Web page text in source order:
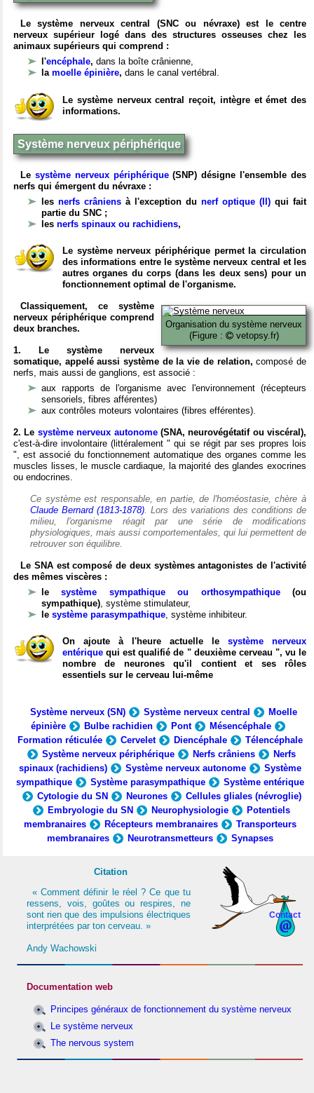
Le système nerveux central (SNC ou névraxe) est le centre
nerveux supérieur logé dans des structures osseuses chez les
animaux supérieurs qui comprend :
l'encéphale, dans la boîte crânienne,
la moelle épinière, dans le canal vertébral.
Le système nerveux central reçoit, intègre et émet des
informations.
Système nerveux périphérique
Le système nerveux périphérique(SNP) désigne l'ensemble des
nerfs qui émergent du névraxe :
les nerfs crâniens à l'exception du nerf optique (II) qui fait
partie du SNC ;
les nerfs spinaux ou rachidiens,
Le système nerveux périphérique permet la circulation
des informations entre le système nerveux central et les
autres organes du corps (dans les deux sens) pour un
fonctionnement optimal de l'organisme.
Organisation du système nerveux
(Figure :
vetopsy.fr)
Classiquement, ce système
nerveux périphérique comprend
deux branches.
1. Le système nerveux
somatique, appelé aussi système de la vie de relation, composé de
nerfs, mais aussi de ganglions, est associé :
aux rapports de l'organisme avec l'environnement (récepteurs
sensoriels, fibres afférentes)
aux contrôles moteurs volontaires (fibres efférentes).
2. Le système nerveux autonome(SNA, neurovégétatif ou viscéral),
c'est-à-dire involontaire (littéralement " qui se régit par ses propres lois
", est associé du fonctionnement automatique des organes comme les
muscles lisses, le muscle cardiaque, la majorité des glandes exocrines
ou endocrines.
Ce système est responsable, en partie, de l'homéostasie, chère à
Claude Bernard (1813-1878). Lors des variations des conditions de
milieu, l'organisme réagit par une série de modifications
physiologiques, mais aussi comportementales, qui lui permettent de
retrouver son équilibre.
Le SNA est composé de deux systèmes antagonistes de l'activité
des mêmes viscères :
lesystème sympathique ou orthosympathique(ou
sympathique), système stimulateur,
le système parasympathique, système inhibiteur.
On ajoute à l'heure actuelle le système nerveux
entérique qui est qualifié de " deuxième cerveau ", vu le
nombre de neurones qu'il contient et ses rôles
essentiels sur le cerveau lui-même
Système nerveux (SN) Système nerveux central
Moelle
épinière
Bulbe rachidien Pont
Mésencéphale
Formation réticulée
Cervelet Diencéphale
Télencéphale
Système nerveux périphérique
Nerfs crâniens
Nerfs
spinaux (rachidiens)
Système nerveux autonome
Système
sympathique
Système parasympathique
Système entérique
Cytologie du SN
Neurones
Cellules gliales (névroglie)
Embryologie du SN
Neurophysiologie
Potentiels
membranaires
Récepteurs membranaires
Transporteurs
membranaires
Neurotransmetteurs Synapses
Contact
Citation
« Comment définir le réel ? Ce que tu
ressens, vois, goûtes ou respires, ne
sont rien que des impulsions électriques
interprétées par ton cerveau. »
Andy Wachowski
Documentation web
Principes généraux de fonctionnement du système nerveux
Le système nerveux
The nervous system